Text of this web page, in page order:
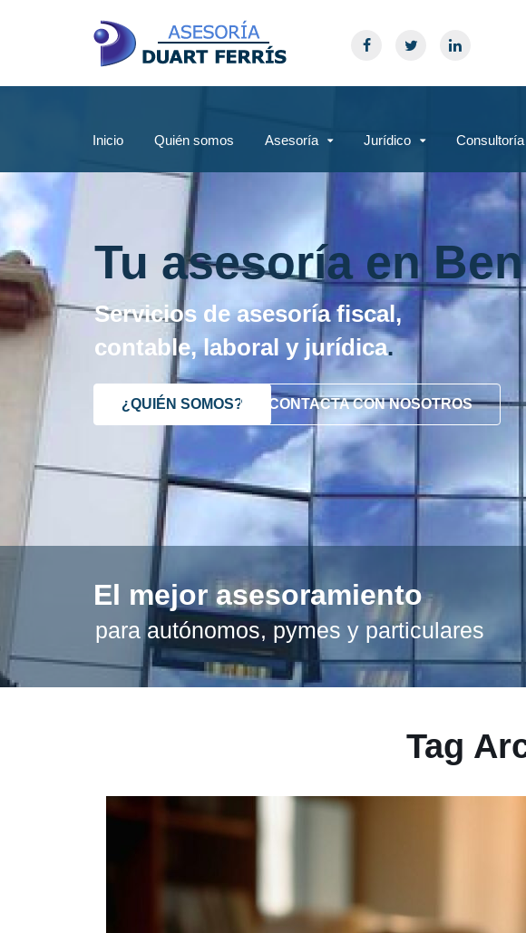
Inicio Quién somos Asesoría Jurídico Consultoría
Tu asesoría en
Servicios de asesoría fiscal,
contable, laboral y jurídica.
¿QUIÉN SOMOS? CONTACTA CON NOSOTROS
El mejor asesoramiento
para autónomos, pymes y particulares
Tag